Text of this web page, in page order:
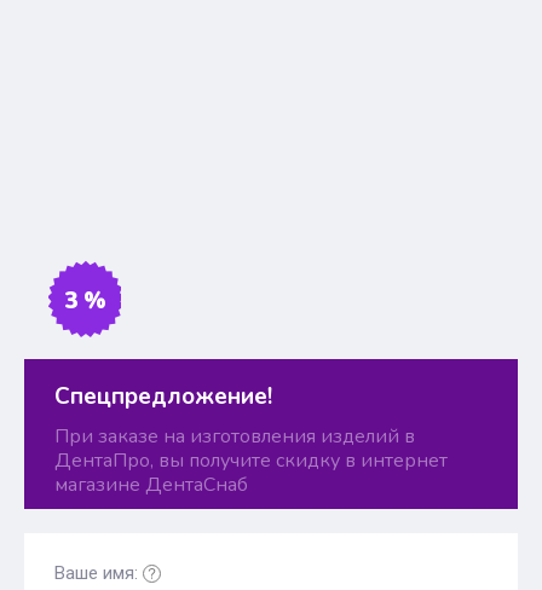
3 %
Спецпредложение!
При заказе на изготовления изделий в
ДентаПро, вы получите скидку в интернет
магазине ДентаСнаб
Ваше имя: